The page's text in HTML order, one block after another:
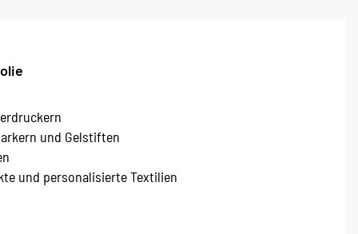
und Gelstiften
und personalisierte Textilien